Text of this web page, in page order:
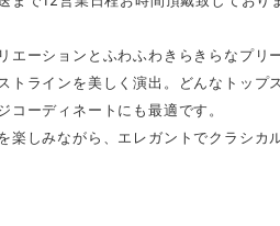
エーションとふわふわきらきらなプ
トラインを美しく演出。どんなトップ
コーディネートにも最適です。
楽しみながら、エレガントでクラシカ